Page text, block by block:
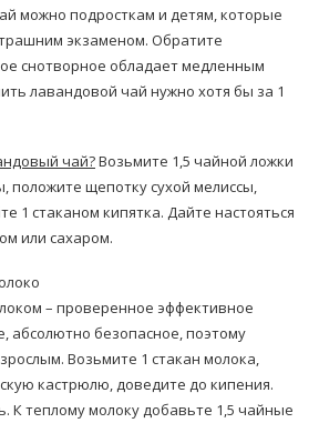
можно подросткам и детям, которые
экзаменом. Обратите
снотворное обладает медленным
лавандовой чай нужно хотя бы за 1
чай?Возьмите 1,5 чайной ложки
положите щепотку сухой мелиссы,
1 стаканом кипятка. Дайте настояться
или сахаром.
– проверенное эффективное
абсолютно безопасное, поэтому
Возьмите 1 стакан молока,
кастрюлю, доведите до кипения.
К теплому молоку добавьте 1,5 чайные